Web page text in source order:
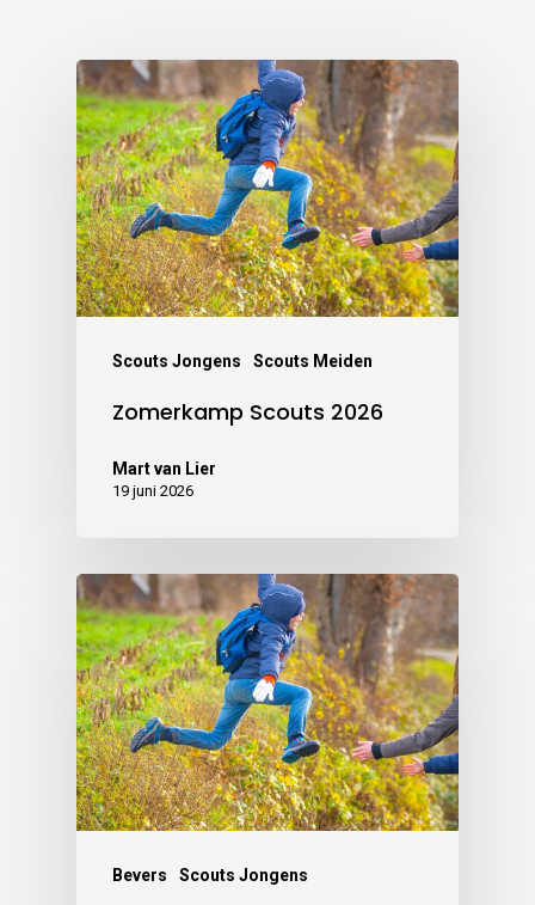
Scouts Jongens Scouts Meiden
Zomerkamp Scouts 2026
Mart van Lier
19 juni 2026
Bevers Scouts Jongens